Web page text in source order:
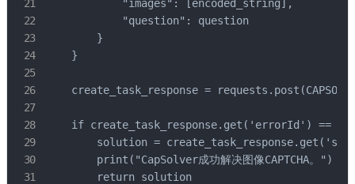
            "images": [encoded_string],
            "question": question
        }
    }
create_task_response =
    if create_task_response.get('errorId') == 0:
solution =
        print("CapSolver成功解决图像CAPTCHA。")
        return solution